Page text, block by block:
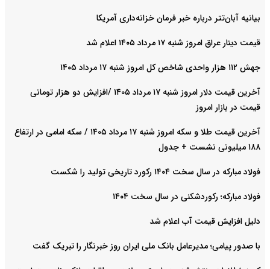
بیانیه آبان‌تتر درباره خبر فرمان خزانه‌داری آمریکا
قیمت دینار عراق امروز شنبه ۱۷ مرداد ۱۴۰۵ اعلام شد
جهش ۱۱۲ هزار واحدی شاخص کل امروز شنبه ۱۷ مرداد ۱۴۰۵
آخرین قیمت دلار امروز شنبه ۱۷ مرداد ۱۴۰۵ /افزایش دو هزار تومانی
قیمت در بازار امروز
آخرین قیمت طلا و سکه امروز شنبه ۱۷ مرداد ۱۴۰۵ / سکه امامی در ارتفاع
۱۸۸ میلیونی نشست + جدول
فولاد مبارکه در سال سخت ۱۴۰۴ رکورد تاریخی تولید را شکست
فولاد مبارکه؛ رکوردشکنی در سال سخت ۱۴۰۴
دلیل افزایش قیمت آب اعلام شد
با صدور پیامی؛ مدیرعامل بانک ملی ایران روز خبرنگار را تبریک گفت